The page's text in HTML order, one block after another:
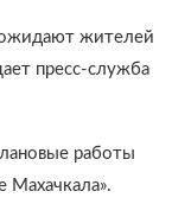
ожидают жителей
пресс-служба
работы
Махачкала».